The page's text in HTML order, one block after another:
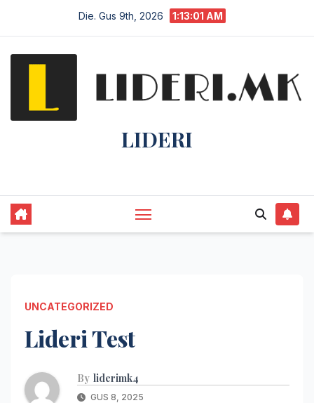
Die. Gus 9th, 2026 1:13:02 AM
LIDERI
UNCATEGORIZED
Lideri Test
By liderimk4
GUS 8, 2025